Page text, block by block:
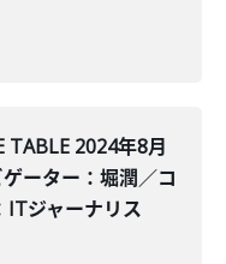
TABLE 2024年8月
ーター：堀潤／コ
ITジャーナリス